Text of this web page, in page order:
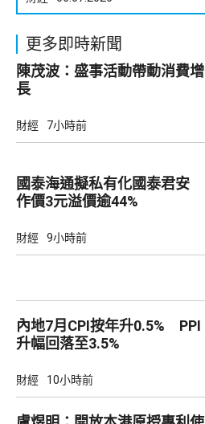
更多即時新聞
陳茂波：盛事活動帶動消費增
長
財經 7小時前
國泰海通擬私有化國泰君安
作價3元溢價逾44%
財經 9小時前
內地7月CPI按年升0.5% PPI
升幅回落至3.5%
財經 10小時前